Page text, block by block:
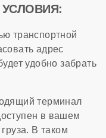
транспортной
адрес
удобно забрать
терминал
в вашем
В таком